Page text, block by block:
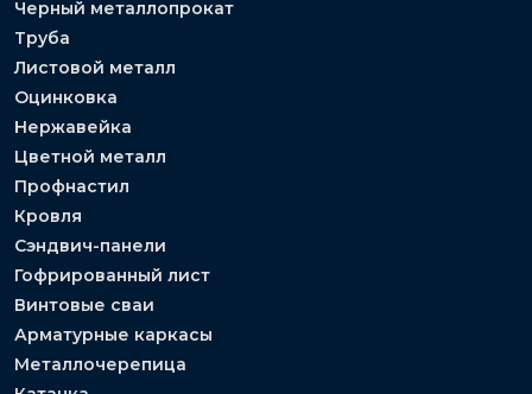
Черный металлопрокат
Труба
Листовой металл
Оцинковка
Нержавейка
Цветной металл
Профнастил
Кровля
Сэндвич-панели
Гофрированный лист
Винтовые сваи
Арматурные каркасы
Металлочерепица